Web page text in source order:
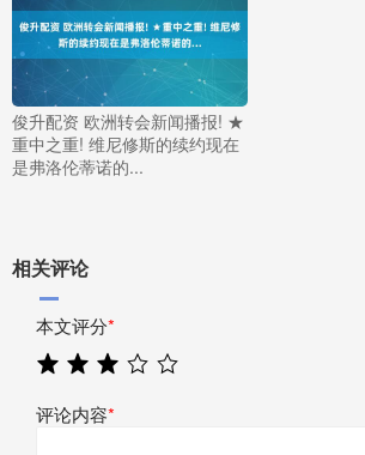
俊升配资 欧洲转会新闻播报! ★
重中之重! 维尼修斯的续约现在
是弗洛伦蒂诺的...
相关评论
本文评分*
评论内容*